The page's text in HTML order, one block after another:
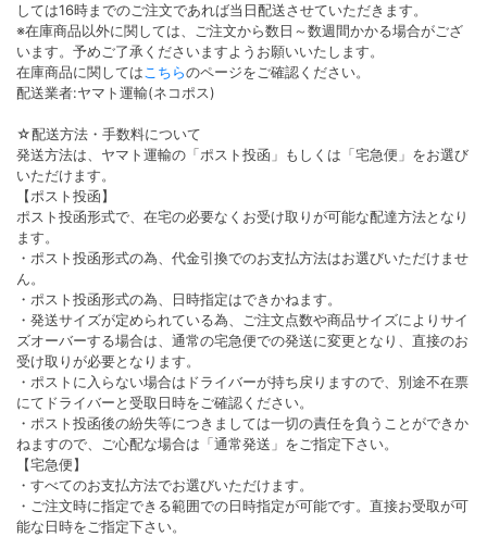
しては16時までのご注文であれば当日配送させていただきます。
※在庫商品以外に関しては、ご注文から数日～数週間かかる場合がござ
います。予めご了承くださいますようお願いいたします。
在庫商品に関してはこちらのページをご確認ください。
配送業者:ヤマト運輸(ネコポス)
☆配送方法・手数料について
発送方法は、ヤマト運輸の「ポスト投函」もしくは「宅急便」をお選び
いただけます。
【ポスト投函】
ポスト投函形式で、在宅の必要なくお受け取りが可能な配達方法となり
ます。
・ポスト投函形式の為、代金引換でのお支払方法はお選びいただけませ
ん。
・ポスト投函形式の為、日時指定はできかねます。
・発送サイズが定められている為、ご注文点数や商品サイズによりサイ
ズオーバーする場合は、通常の宅急便での発送に変更となり、直接のお
受け取りが必要となります。
・ポストに入らない場合はドライバーが持ち戻りますので、別途不在票
にてドライバーと受取日時をご確認ください。
・ポスト投函後の紛失等につきましては一切の責任を負うことができか
ねますので、ご心配な場合は「通常発送」をご指定下さい。
【宅急便】
・すべてのお支払方法でお選びいただけます。
・ご注文時に指定できる範囲での日時指定が可能です。直接お受取が可
能な日時をご指定下さい。